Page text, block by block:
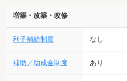
増築・改築・改修
利子補給制度 なし
補助／助成金制度 あり